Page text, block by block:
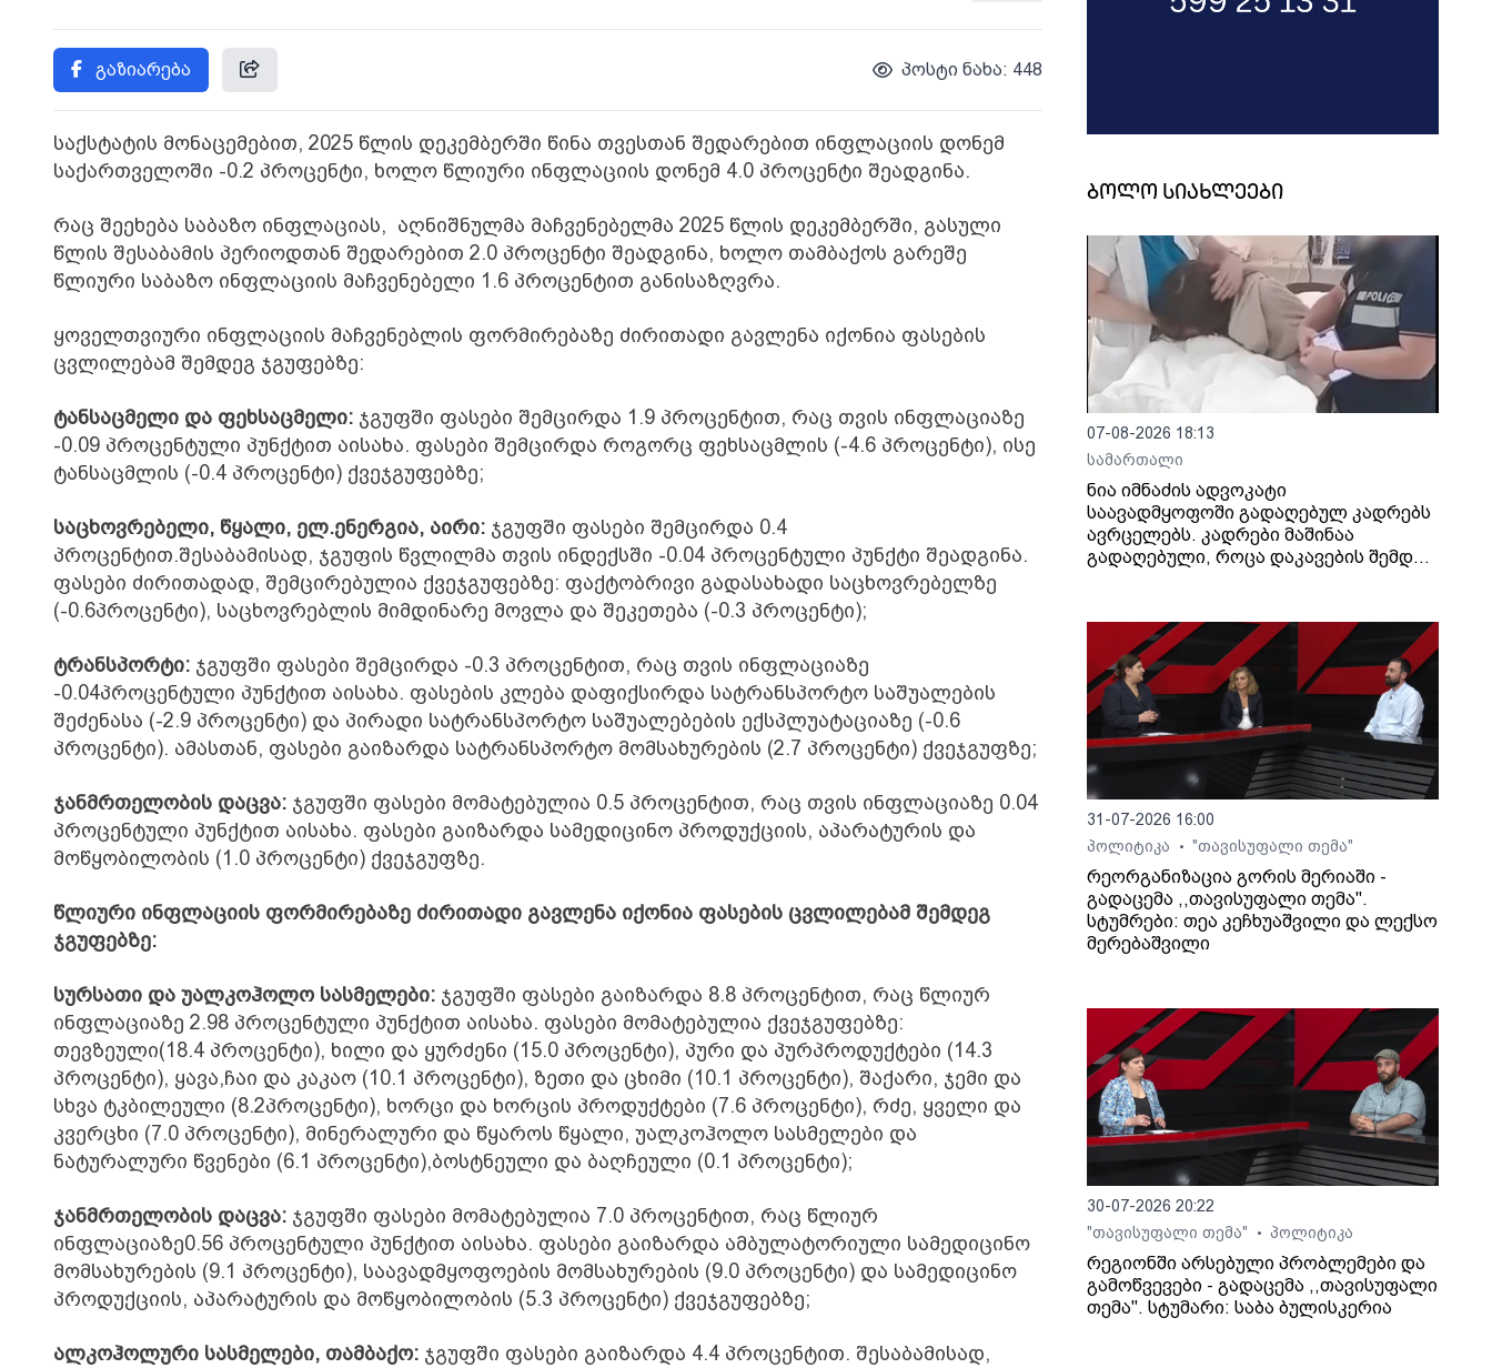
გაზიარება პოსტი ნახა: 448
საქსტატის მონაცემებით, 2025 წლის დეკემბერში წინა თვესთან შედარებით ინფლაციის დონემ
საქართველოში -0.2 პროცენტი, ხოლო წლიური ინფლაციის დონემ 4.0 პროცენტი შეადგინა.
რაც შეეხება საბაზო ინფლაციას, აღნიშნულმა მაჩვენებელმა 2025 წლის დეკემბერში, გასული
წლის შესაბამის პერიოდთან შედარებით 2.0 პროცენტი შეადგინა, ხოლო თამბაქოს გარეშე
წლიური საბაზო ინფლაციის მაჩვენებელი 1.6 პროცენტით განისაზღვრა.
ყოველთვიური ინფლაციის მაჩვენებლის ფორმირებაზე ძირითადი გავლენა იქონია ფასების
ცვლილებამ შემდეგ ჯგუფებზე:
ტანსაცმელი და ფეხსაცმელი: ჯგუფში ფასები შემცირდა 1.9 პროცენტით, რაც თვის ინფლაციაზე
-0.09 პროცენტული პუნქტით აისახა. ფასები შემცირდა როგორც ფეხსაცმლის (-4.6 პროცენტი), ისე
ტანსაცმლის (-0.4 პროცენტი) ქვეჯგუფებზე;
საცხოვრებელი, წყალი, ელ.ენერგია, აირი: ჯგუფში ფასები შემცირდა 0.4
პროცენტით.შესაბამისად, ჯგუფის წვლილმა თვის ინდექსში -0.04 პროცენტული პუნქტი შეადგინა.
ფასები ძირითადად, შემცირებულია ქვეჯგუფებზე: ფაქტობრივი გადასახადი საცხოვრებელზე
(-0.6პროცენტი), საცხოვრებლის მიმდინარე მოვლა და შეკეთება (-0.3 პროცენტი);
ტრანსპორტი: ჯგუფში ფასები შემცირდა -0.3 პროცენტით, რაც თვის ინფლაციაზე
-0.04პროცენტული პუნქტით აისახა. ფასების კლება დაფიქსირდა სატრანსპორტო საშუალების
შეძენასა (-2.9 პროცენტი) და პირადი სატრანსპორტო საშუალებების ექსპლუატაციაზე (-0.6
პროცენტი). ამასთან, ფასები გაიზარდა სატრანსპორტო მომსახურების (2.7 პროცენტი) ქვეჯგუფზე;
ჯანმრთელობის დაცვა: ჯგუფში ფასები მომატებულია 0.5 პროცენტით, რაც თვის ინფლაციაზე 0.04
პროცენტული პუნქტით აისახა. ფასები გაიზარდა სამედიცინო პროდუქციის, აპარატურის და
მოწყობილობის (1.0 პროცენტი) ქვეჯგუფზე.
წლიური ინფლაციის ფორმირებაზე ძირითადი გავლენა იქონია ფასების ცვლილებამ შემდეგ
ჯგუფებზე:
სურსათი და უალკოჰოლო სასმელები: ჯგუფში ფასები გაიზარდა 8.8 პროცენტით, რაც წლიურ
ინფლაციაზე 2.98 პროცენტული პუნქტით აისახა. ფასები მომატებულია ქვეჯგუფებზე:
თევზეული(18.4 პროცენტი), ხილი და ყურძენი (15.0 პროცენტი), პური და პურპროდუქტები (14.3
პროცენტი), ყავა,ჩაი და კაკაო (10.1 პროცენტი), ზეთი და ცხიმი (10.1 პროცენტი), შაქარი, ჯემი და
სხვა ტკბილეული (8.2პროცენტი), ხორცი და ხორცის პროდუქტები (7.6 პროცენტი), რძე, ყველი და
კვერცხი (7.0 პროცენტი), მინერალური და წყაროს წყალი, უალკოჰოლო სასმელები და
ნატურალური წვენები (6.1 პროცენტი),ბოსტნეული და ბაღჩეული (0.1 პროცენტი);
ჯანმრთელობის დაცვა: ჯგუფში ფასები მომატებულია 7.0 პროცენტით, რაც წლიურ
ინფლაციაზე0.56 პროცენტული პუნქტით აისახა. ფასები გაიზარდა ამბულატორიული სამედიცინო
მომსახურების (9.1 პროცენტი), საავადმყოფოების მომსახურების (9.0 პროცენტი) და სამედიცინო
პროდუქციის, აპარატურის და მოწყობილობის (5.3 პროცენტი) ქვეჯგუფებზე;
ალკოჰოლური სასმელები, თამბაქო: ჯგუფში ფასები გაიზარდა 4.4 პროცენტით. შესაბამისად,
ბოლო სიახლეები
07-08-2026 18:13
სამართალი
ნია იმნაძის ადვოკატი
საავადმყოფოში გადაღებულ კადრებს
ავრცელებს. კადრები მაშინაა
გადაღებული, როცა დაკავების შემდეგ
31-07-2026 16:00
პოლიტიკა
• "თავისუფალი თემა"
რეორგანიზაცია გორის მერიაში -
გადაცემა ,,თავისუფალი თემა".
სტუმრები: თეა კეჩხუაშვილი და ლექსო
მერებაშვილი
30-07-2026 20:22
"თავისუფალი თემა"
• პოლიტიკა
რეგიონში არსებული პრობლემები და
გამოწვევები - გადაცემა ,,თავისუფალი
თემა". სტუმარი: საბა ბულისკერია